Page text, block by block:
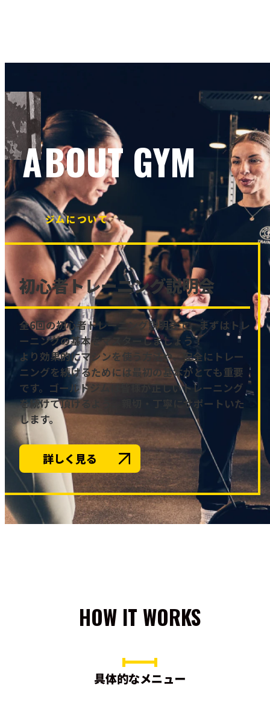
ABOUT GYM
ジムについて
初心者トレーニング説明会
全6回の初心者トレーニング説明会で、まずはトレ
ーニングの基本をマスターしましょう！
より効果的にマシンを使う方法や、安全にトレー
ニングを続けるためには最初の基本がとても重要
です。ゴールドジムは皆様が正しいトレーニング
を続けて頂けるよう、親切・丁寧にサポートいた
します。
詳しく見る
HOW IT WORKS
具体的なメニュー